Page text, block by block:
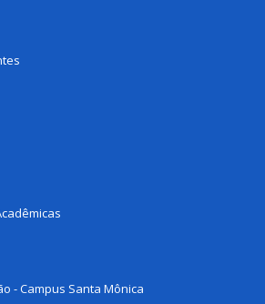
- Campus Santa Mônica